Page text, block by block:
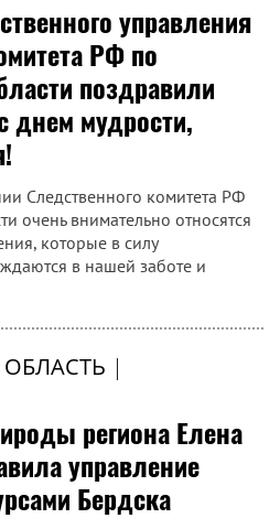
управления
РФ по
поздравили
мудрости,
Следственного комитета РФ
очень внимательно относятся
которые в силу
в нашей заботе и
|
региона Елена
управление
Бердска